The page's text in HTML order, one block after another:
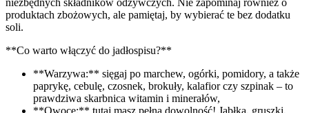
niezbędnych składników odżywczych. Nie zapominaj również o
produktach zbożowych, ale pamiętaj, by wybierać te bez dodatku
soli.
**Co warto włączyć do jadłospisu?**
**Warzywa:** sięgaj po marchew, ogórki, pomidory, a także
paprykę, cebulę, czosnek, brokuły, kalafior czy szpinak – to
prawdziwa skarbnica witamin i minerałów,